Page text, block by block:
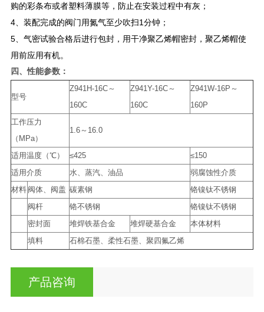
购的彩条布或者塑料薄膜等，防止在安装过程中有灰；
4、装配完成的阀门用氮气至少吹扫1分钟；
5、气密试验合格后进行包封，用干净聚乙烯帽密封，聚乙烯帽使
用前应用有机。
四、​​性能参数：
型号
Z941H-16C～
160C
Z941Y-16C～
160C
Z941W-16P～
160P
工作压力
（MPa）
1.6～16.0
适用温度（℃） ≤425
≤150
适用介质
水、蒸汽、油品
弱腐蚀性介质
材料 阀体、阀盖 碳素钢
铬镍钛不锈钢
阀杆
铬不锈钢
铬镍钛不锈钢
密封面
堆焊铁基合金 堆焊硬基合金
本体材料
填料
石棉石墨、柔性石墨、聚四氟乙烯
产品咨询